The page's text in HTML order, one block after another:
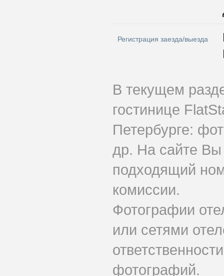
Регистрация заезда/выезда
В текущем
гостинице
Петербурге:
др. На сайте Вы
подходящий
комиссии.
Фотографии
или сетями
фотографий.